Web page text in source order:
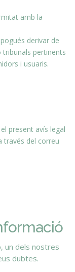
amb la
derivar de
tribunals pertinents
i usuaris.
present avís legal
través del correu
un dels nostres
dubtes.